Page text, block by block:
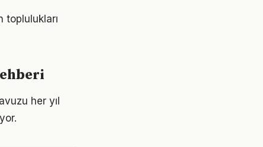
toplulukları
her yıl